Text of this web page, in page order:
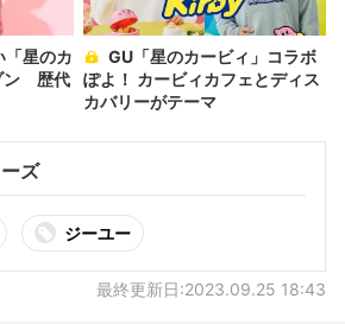
ン 歴代
ぽよ！ カービィカフェとディス
カバリーがテーマ
ズ
ジーユー
最終更新日:2023.09.25 18:43